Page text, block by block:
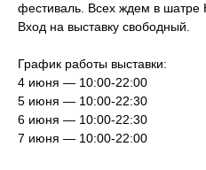
фестиваль. Всех ждем в
Вход на выставку свободный.
График работы выставки:
4 июня — 10:00-22:00
5 июня — 10:00-22:30
6 июня — 10:00-22:30
7 июня — 10:00-22:00